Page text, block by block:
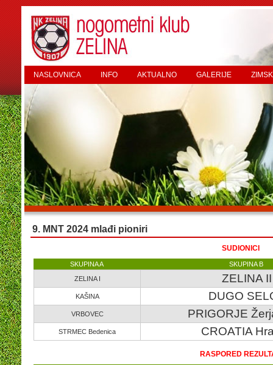
NASLOVNICA INFO AKTUALNO GALERIJE
9. MNT 2024 mlađi pioniri
SUDIONICI
SKUPINA A
SKUPINA B
ZELINA I
ZELINA II
KAŠINA DUGO
VRBOVEC PRIGORJE
STRMEC Bedenica CROATIA
RASPORED